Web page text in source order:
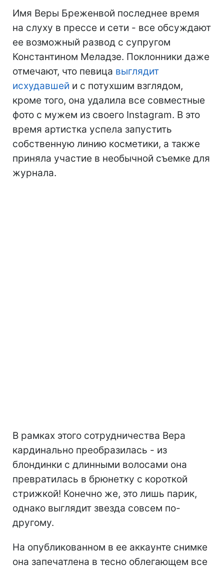
Имя Веры Бреженвой последнее время
на слуху в прессе и сети - все обсуждают
ее возможный развод с супругом
Константином Меладзе. Поклонники даже
отмечают, что певица выглядит
исхудавшей и с потухшим взглядом,
кроме того, она удалила все совместные
фото с мужем из своего Instagram. В это
время артистка успела запустить
собственную линию косметики, а также
приняла участие в необычной съемке для
журнала.
В рамках этого сотрудничества Вера
кардинально преобразилась - из
блондинки с длинными волосами она
превратилась в брюнетку с короткой
стрижкой! Конечно же, это лишь парик,
однако выглядит звезда совсем по-
другому.
На опубликованном в ее аккаунте снимке
она запечатлена в тесно облегающем все